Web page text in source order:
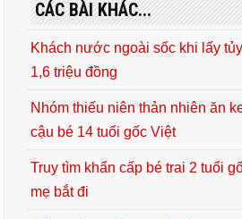
CÁC BÀI KHÁC...
Khách nước ngoài sốc khi lấy
1,6 triệu đồng
Nhóm thiếu niên thản nhiên ăn
cậu bé 14 tuổi gốc Việt
Truy tìm khẩn cấp bé trai 2 tuổi
mẹ bắt đi